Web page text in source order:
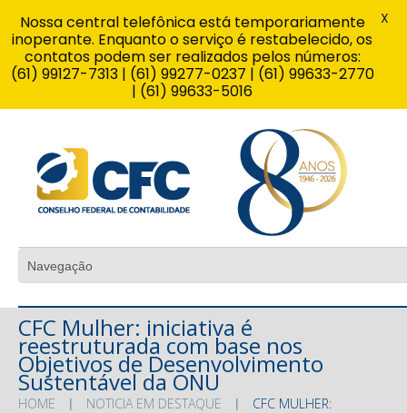
CFC Mulher: iniciativa é
reestruturada com base nos
Objetivos de Desenvolvimento
Sustentável da ONU
HOME NOTICIA EM DESTAQUE
CFC MULHER:
Nossa central telefônica está temporariamente
inoperante. Enquanto o serviço é restabelecido, os
contatos podem ser realizados pelos números:
(61) 99127-7313 | (61) 99277-0237 | (61) 99633-2770
| (61) 99633-5016
X